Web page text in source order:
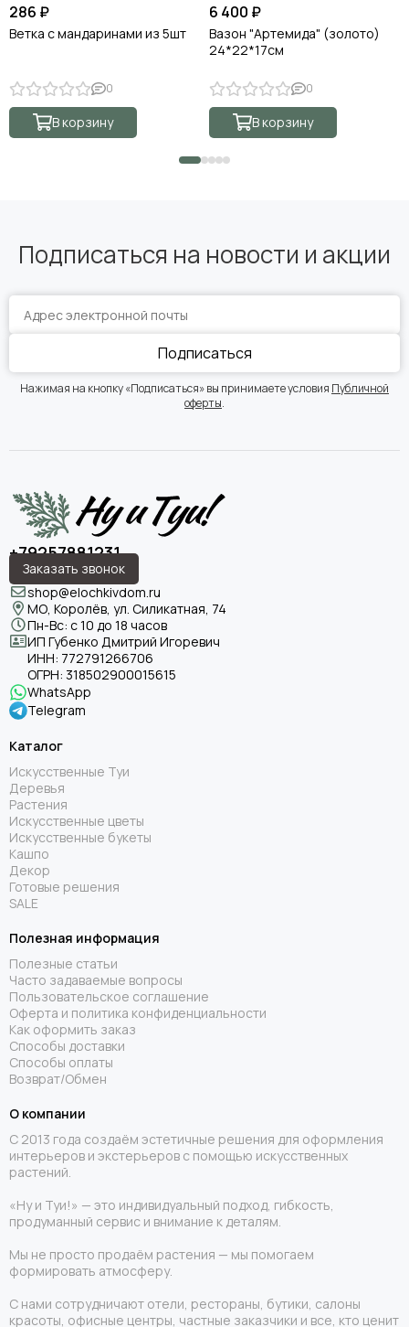
286 ₽
Ветка с мандаринами из 5шт
0
В корзину
6 400 ₽
Вазон "Артемида" (золото)
24*22*17см
0
В корзину
Подписаться на новости и акции
Подписаться
Нажимая на кнопку «Подписаться» вы принимаете условия Публичной
оферты.
+79257881231
Заказать звонок
shop@elochkivdom.ru
МО, Королёв, ул. Силикатная, 74
Пн-Вс: с 10 до 18 часов
ИП Губенко Дмитрий Игоревич
ИНН: 772791266706
ОГРН: 318502900015615
WhatsApp
Telegram
Каталог
Искусственные Туи
Деревья
Растения
Искусственные цветы
Искусственные букеты
Кашпо
Декор
Готовые решения
SALE
Полезная информация
Полезные статьи
Часто задаваемые вопросы
Пользовательское соглашение
Оферта и политика конфиденциальности
Как оформить заказ
Способы доставки
Способы оплаты
Возврат/Обмен
О компании
С 2013 года создаём эстетичные решения для оформления
интерьеров и экстерьеров с помощью искусственных
растений.
«Ну и Туи!» — это индивидуальный подход, гибкость,
продуманный сервис и внимание к деталям.
Мы не просто продаём растения — мы помогаем
формировать атмосферу.
С нами сотрудничают отели, рестораны, бутики, салоны
красоты, офисные центры, частные заказчики и все, кто ценит